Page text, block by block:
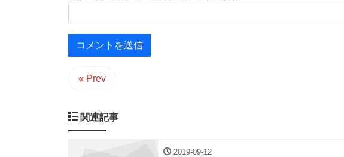
« Prev
関連記事
2019-09-12